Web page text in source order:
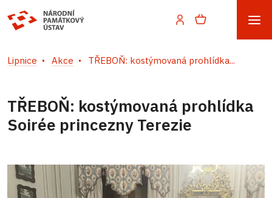
Lipnice Akce TŘEBOŇ: kostýmovaná prohlídka...
TŘEBOŇ: kostýmovaná prohlídka
Soirée princezny Terezie